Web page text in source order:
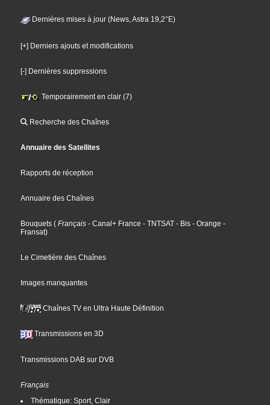
Dernières mises à jour (News, Astra 19,2°E)
[+] Derniers ajouts et modifications
[-] Dernières suppressions
Temporairement en clair (7)
Recherche des Chaînes
Annuaire des Satellites
Rapports de réception
Annuaire des Chaînes
Bouquets ( Français - Canal+ France - TNTSAT - Bis - Orange -
Fransat)
Le Cimetière des Chaînes
Images manquantes
Chaînes TV en Ultra Haute Définition
Transmissions en 3D
Transmissions DAB sur DVB
Français
Thématique: Sport, Clair